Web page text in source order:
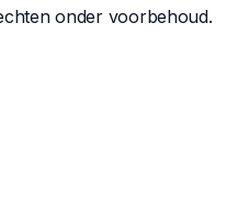
onder voorbehoud.